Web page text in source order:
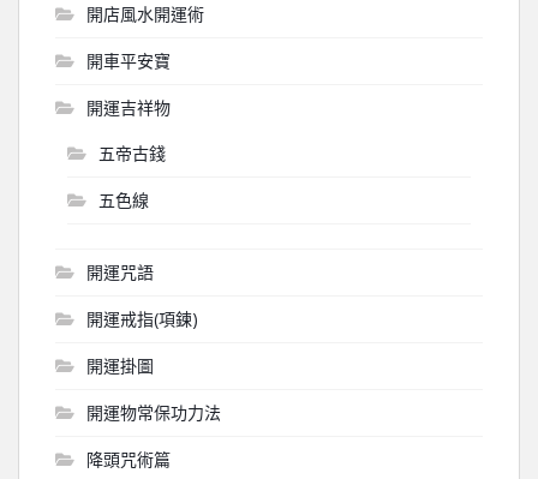
開店風水開運術
開車平安寶
開運吉祥物
五帝古錢
五色線
開運咒語
開運戒指(項鍊)
開運掛圖
開運物常保功力法
降頭咒術篇